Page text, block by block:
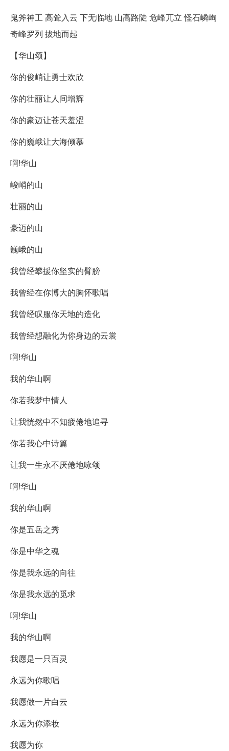
鬼斧神工 高耸入云 下无临地 山高路陡 危峰兀立 怪石嶙峋
奇峰罗列 拔地而起
【华山颂】
你的俊峭让勇士欢欣
你的壮丽让人间增辉
你的豪迈让苍天羞涩
你的巍峨让大海倾慕
啊!华山
峻峭的山
壮丽的山
豪迈的山
巍峨的山
我曾经攀援你坚实的臂膀
我曾经在你博大的胸怀歌唱
我曾经叹服你天地的造化
我曾经想融化为你身边的云裳
啊!华山
我的华山啊
你若我梦中情人
让我恍然中不知疲倦地追寻
你若我心中诗篇
让我一生永不厌倦地咏颂
啊!华山
我的华山啊
你是五岳之秀
你是中华之魂
你是我永远的向往
你是我永远的觅求
啊!华山
我的华山啊
我愿是一只百灵
永远为你歌唱
我愿做一片白云
永远为你添妆
我愿为你